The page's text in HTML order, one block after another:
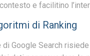
e facilitino
di Ranking
Google Search